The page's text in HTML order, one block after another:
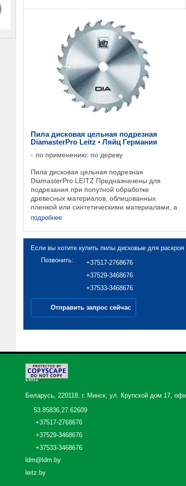
Пила дисковая цельная подрезная
DiamasterPro Leitz • Ляйц Германия
по применению: по дереву
Пила дисковая цельная подрезная
DiamasterPro LEITZ Предназначены для
подрезания при попутной обработке
древесных материалов, облицованных
пленкой или синтетическими материалами, а
также высоко абразивных плит. Для
подробнее
Если вы хотите купить пилы дисковые для
Позвонить:
+37517-2768676
+37529-3468676
+37533-3468676
Отправить запрос сейчас
©2026
Leitz
Беларусь, 220118, г. Минск, ул. Крупской дом 17,
53.85836,27.62609
+37517-2768676
+37529-3468676
+37533-3468676
ldm@ldm.by
leitz.by